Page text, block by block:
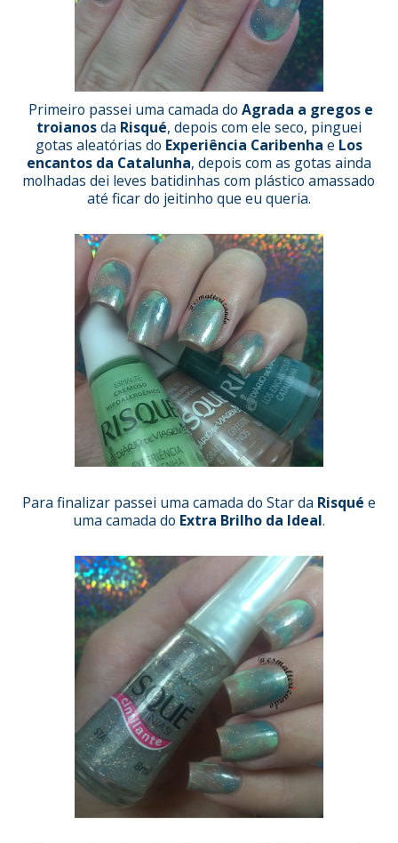
Primeiro passei uma camada do Agrada a gregos e
troianosda Risqué, depois com ele seco, pinguei
gotas aleatórias do Experiência Caribenha e Los
encantos da Catalunha, depois com as gotas ainda
molhadas dei leves batidinhas com plástico amassado
até ficar do jeitinho que eu queria.
Para finalizar passei uma camada do Star da Risqué e
uma camada do Extra Brilho da Ideal.